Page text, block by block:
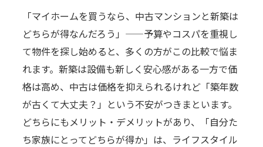
「マイホームを買うなら、中古マンションと新築は
どちらが得なんだろう」——予算やコスパを重視し
て物件を探し始めると、多くの方がこの比較で悩ま
れます。新築は設備も新しく安心感がある一方で価
格は高め、中古は価格を抑えられるけれど「築年数
が古くて大丈夫？」という不安がつきまといます。
どちらにもメリット・デメリットがあり、「自分た
ち家族にとってどちらが得か」は、ライフスタイル